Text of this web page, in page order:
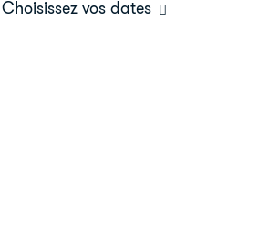
Choisissez vos dates